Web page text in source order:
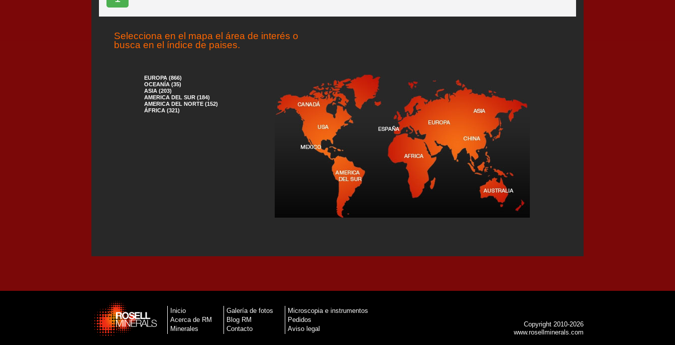
Selecciona en el mapa el área de interés o
busca en el índice de paises.
EUROPA (866)
OCEANÍA (35)
ASIA (203)
AMERICA DEL SUR (184)
AMERICA DEL NORTE (152)
ÁFRICA (321)
Inicio
Acerca de RM
Minerales
Galería de fotos
Blog RM
Contacto
Microscopia e instrumentos
Pedidos
Aviso legal
Copyright 2010-2026
www.rosellminerals.com